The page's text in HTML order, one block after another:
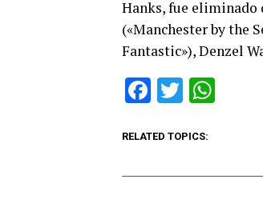
Hanks, fue eliminado
(«Manchester by the
Fantastic»), Denzel
Facebook
Twitter
RELATED TOPICS: